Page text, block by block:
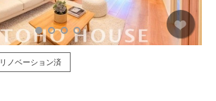
リノベーション済